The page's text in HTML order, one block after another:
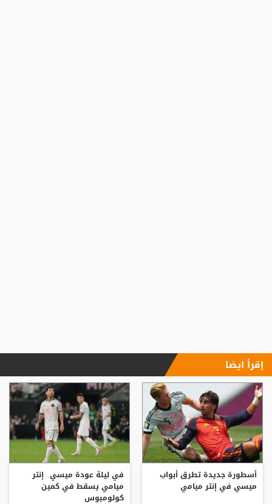
إقرأ ايضا
أسطورة جديدة تطرق أبواب
ميسي في إنتر ميامي
في ليلة عودة ميسي.. إنتر
ميامي يسقط في كمين
كولومبوس